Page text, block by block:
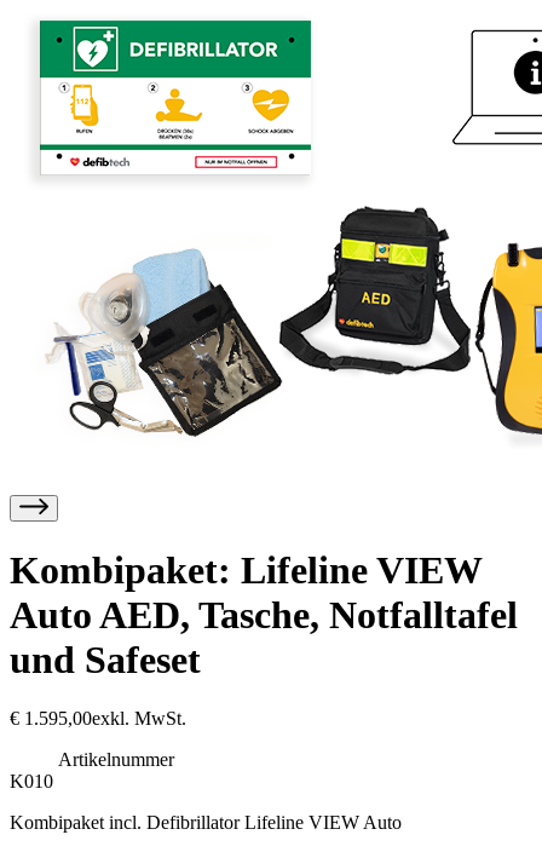
Kombipaket: Lifeline VIEW
Auto AED, Tasche, Notfalltafel
und Safeset
€ 1.595,00exkl. MwSt.
Artikelnummer
K010
Kombipaket incl. Defibrillator Lifeline VIEW Auto